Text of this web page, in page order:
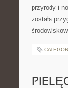
przyrody i
została